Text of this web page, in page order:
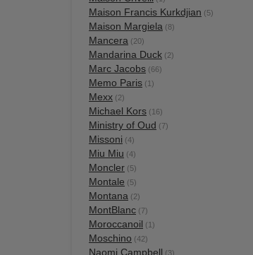
Maison Francis Kurkdjian (5)
Maison Margiela (8)
Mancera (20)
Mandarina Duck (2)
Marc Jacobs (66)
Memo Paris (1)
Mexx (2)
Michael Kors (16)
Ministry of Oud (7)
Missoni (4)
Miu Miu (4)
Moncler (5)
Montale (5)
Montana (2)
MontBlanc (7)
Moroccanoil (1)
Moschino (42)
Naomi Campbell (3)